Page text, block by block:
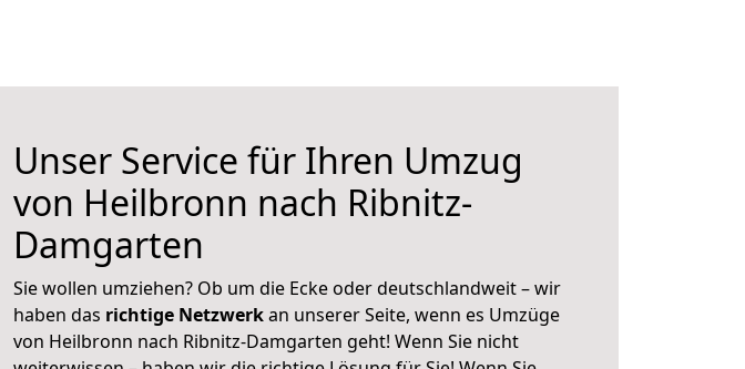
Unser Service für Ihren Umzug
von Heilbronn nach Ribnitz-
Damgarten
Sie wollen umziehen? Ob um die Ecke oder deutschlandweit – wir
haben das richtige Netzwerkan unserer Seite, wenn es Umzüge
von Heilbronn nach Ribnitz-Damgarten geht! Wenn Sie nicht